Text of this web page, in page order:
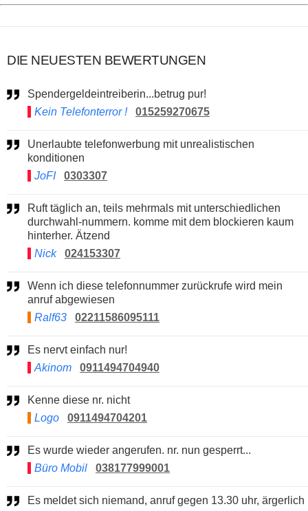
DIE NEUESTEN BEWERTUNGEN
Spendergeldeintreiberin...betrug pur!
Kein Telefonterror !
015259270675
Unerlaubte telefonwerbung mit unrealistischen
konditionen
JoFI
0303307
Ruft täglich an, teils mehrmals mit unterschiedlichen
durchwahl-nummern. komme mit dem blockieren kaum
hinterher. Ätzend
Nick
024153307
Wenn ich diese telefonnummer zurückrufe wird mein
anruf abgewiesen
Ralf63
02211586095111
Es nervt einfach nur!
Akinom
0911494704940
Kenne diese nr. nicht
Logo
0911494704201
Es wurde wieder angerufen. nr. nun gesperrt...
Büro Mobil
038177999001
Es meldet sich niemand, anruf gegen 13.30 uhr, ärgerlich